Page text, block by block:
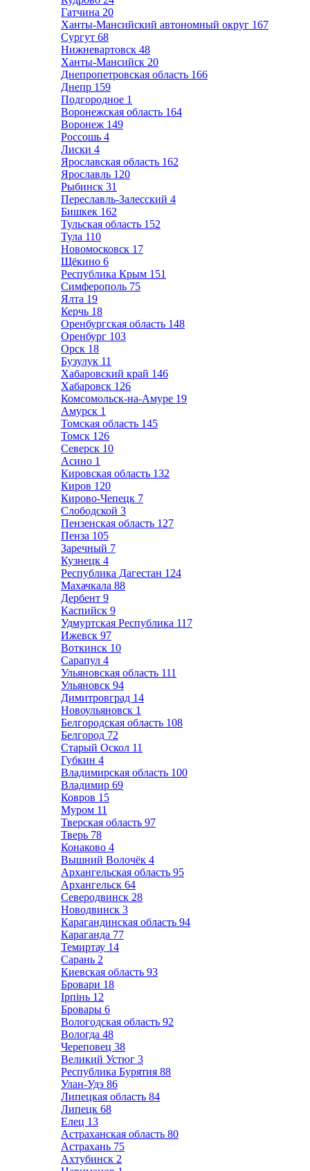
Гатчина 20
Ханты-Мансийский автономный округ 167
Сургут 68
Нижневартовск 48
Ханты-Мансийск 20
Днепропетровская область 166
Днепр 159
Подгородное 1
Воронежская область 164
Воронеж 149
Россошь 4
Лиски 4
Ярославская область 162
Ярославль 120
Рыбинск 31
Переславль-Залесский 4
Бишкек 162
Тульская область 152
Тула 110
Новомосковск 17
Щёкино 6
Республика Крым 151
Симферополь 75
Ялта 19
Керчь 18
Оренбургская область 148
Оренбург 103
Орск 18
Бузулук 11
Хабаровский край 146
Хабаровск 126
Комсомольск-на-Амуре 19
Амурск 1
Томская область 145
Томск 126
Северск 10
Асино 1
Кировская область 132
Киров 120
Кирово-Чепецк 7
Слободской 3
Пензенская область 127
Пенза 105
Заречный 7
Кузнецк 4
Республика Дагестан 124
Махачкала 88
Дербент 9
Каспийск 9
Удмуртская Республика 117
Ижевск 97
Воткинск 10
Сарапул 4
Ульяновская область 111
Ульяновск 94
Димитровград 14
Новоульяновск 1
Белгородская область 108
Белгород 72
Старый Оскол 11
Губкин 4
Владимирская область 100
Владимир 69
Ковров 15
Муром 11
Тверская область 97
Тверь 78
Конаково 4
Вышний Волочёк 4
Архангельская область 95
Архангельск 64
Северодвинск 28
Новодвинск 3
Карагандинская область 94
Караганда 77
Темиртау 14
Сарань 2
Киевская область 93
Бровари 18
Ірпінь 12
Бровары 6
Вологодская область 92
Вологда 48
Череповец 38
Великий Устюг 3
Республика Бурятия 88
Улан-Удэ 86
Липецкая область 84
Липецк 68
Елец 13
Астраханская область 80
Астрахань 75
Ахтубинск 2